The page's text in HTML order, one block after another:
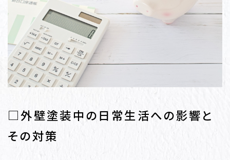
□外壁塗装中の日常生活への影響と
その対策